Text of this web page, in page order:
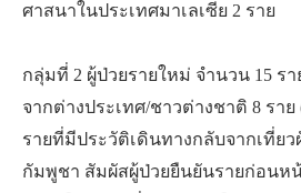
ศาสนาในประเทศมาเลเซีย 2 ราย
กลุ่มที่ 2 ผู้ป่วยรายใหม่ จำนวน 15 ร
จากต่างประเทศ/ชาวต่างชาติ 8 รา
รายที่มีประวัติเดินทางกลับจากเที่ย
กัมพูชา สัมผัสผู้ป่วยยืนยันรายก่อนห